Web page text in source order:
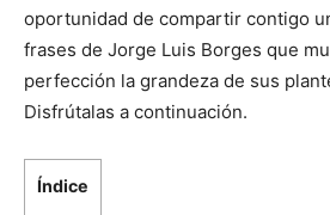
oportunidad de compartir contigo
frases de Jorge Luis Borges que
perfección la grandeza de sus
Disfrútalas a continuación.
Índice